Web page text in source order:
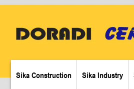
Sika Construction Sika Industry